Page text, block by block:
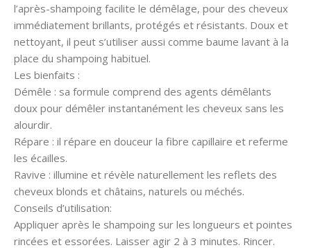
l’après-shampoing facilite le démêlage, pour des cheveux
immédiatement brillants, protégés et résistants. Doux et
nettoyant, il peut s’utiliser aussi comme baume lavant à la
place du shampoing habituel.
Les bienfaits :
Démêle : sa formule comprend des agents démêlants
doux pour démêler instantanément les cheveux sans les
alourdir.
Répare : il répare en douceur la fibre capillaire et referme
les écailles.
Ravive : illumine et révèle naturellement les reflets des
cheveux blonds et châtains, naturels ou méchés.
Conseils d’utilisation:
Appliquer après le shampoing sur les longueurs et pointes
rincées et essorées. Laisser agir 2 à 3 minutes. Rincer.